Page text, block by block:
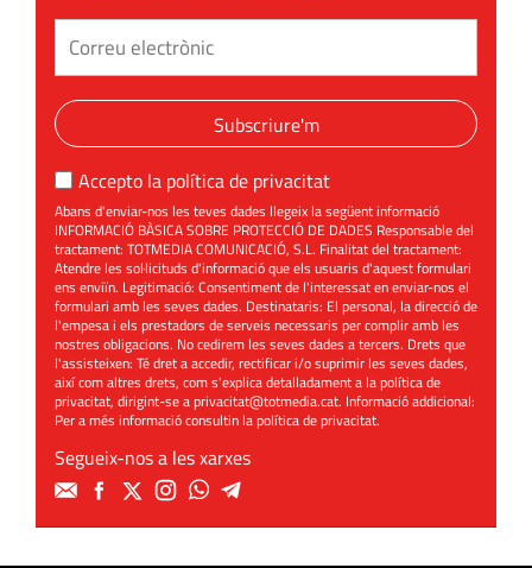
Subscriure'm
Accepto la política de privacitat
Abans d'enviar-nos les teves dades llegeix la següent informació
INFORMACIÓ BÀSICA SOBRE PROTECCIÓ DE DADES Responsable del
tractament: TOTMEDIA COMUNICACIÓ, S.L. Finalitat del tractament:
Atendre les sol·licituds d'informació que els usuaris d'aquest formulari
ens enviïn. Legitimació: Consentiment de l'interessat en enviar-nos el
formulari amb les seves dades. Destinataris: El personal, la direcció de
l'empesa i els prestadors de serveis necessaris per complir amb les
nostres obligacions. No cedirem les seves dades a tercers. Drets que
l'assisteixen: Té dret a accedir, rectificar i/o suprimir les seves dades,
així com altres drets, com s'explica detalladament a la política de
privacitat, dirigint-se aprivacitat@totmedia.cat. Informació addicional:
Per a més informació consultin lapolítica de privacitat.
Segueix-nos a les xarxes